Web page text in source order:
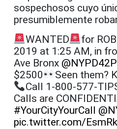
sospechosos cuyo
presumiblemente
WANTED
for
2019 at 1:25 AM, in
Ave Bronx
$2500
Seen them?
Call 1-800-577-
Calls are
#YourCityYourCall
pic.twitter.com/